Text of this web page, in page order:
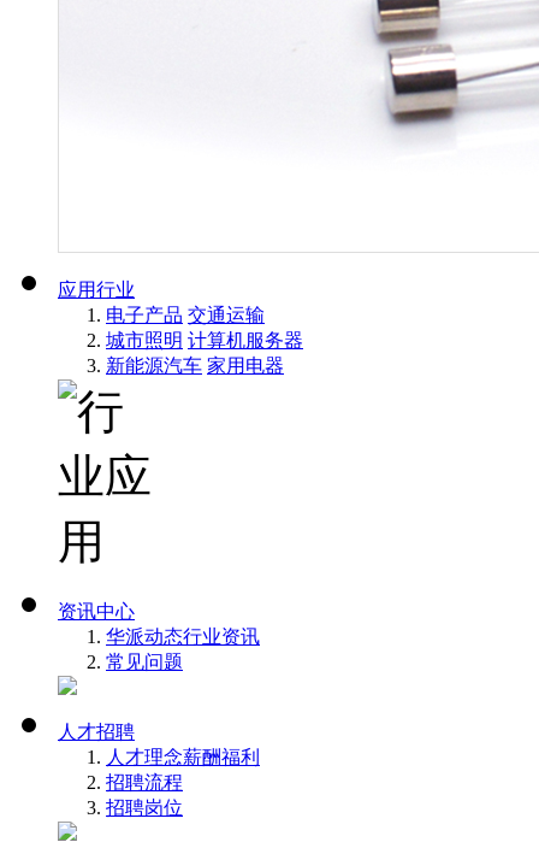
应用行业
电子产品 交通运输
城市照明 计算机服务器
新能源汽车 家用电器
资讯中心
华派动态行业资讯
常见问题
人才招聘
人才理念薪酬福利
招聘流程
招聘岗位